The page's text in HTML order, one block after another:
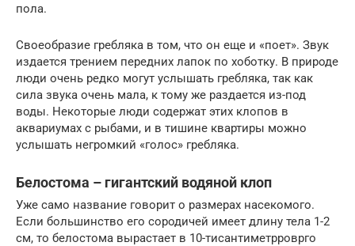
пола.
Своеобразие гребляка в том, что он еще и «поет». Звук
издается трением передних лапок по хоботку. В природе
люди очень редко могут услышать гребляка, так как
сила звука очень мала, к тому же раздается из-под
воды. Некоторые люди содержат этих клопов в
аквариумах с рыбами, и в тишине квартиры можно
услышать негромкий «голос» гребляка.
Белостома – гигантский водяной клоп
Уже само название говорит о размерах насекомого.
Если большинство его сородичей имеет длину тела 1-2
см, то белостома вырастает в 10-тисантиметрроврго